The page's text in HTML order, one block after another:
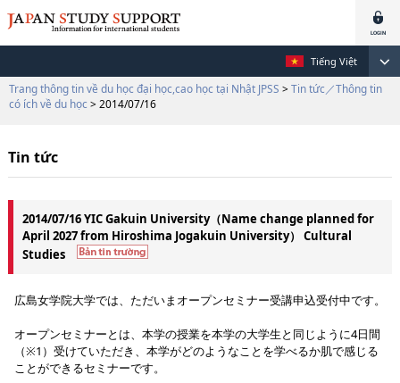
Tiếng Việt
Trang thông tin về du học đại học,cao học tại Nhật JPSS > Tin tức／Thông tin
có ích về du học > 2014/07/16
Tin tức
2014/07/16 YIC Gakuin University（Name change planned for
April 2027 from Hiroshima Jogakuin University） Cultural
Studies
広島女学院大学では、ただいまオープンセミナー受講申込受付中です。
オープンセミナーとは、本学の授業を本学の大学生と同じように4日間
（※1）受けていただき、本学がどのようなことを学べるか肌で感じる
ことができるセミナーです。